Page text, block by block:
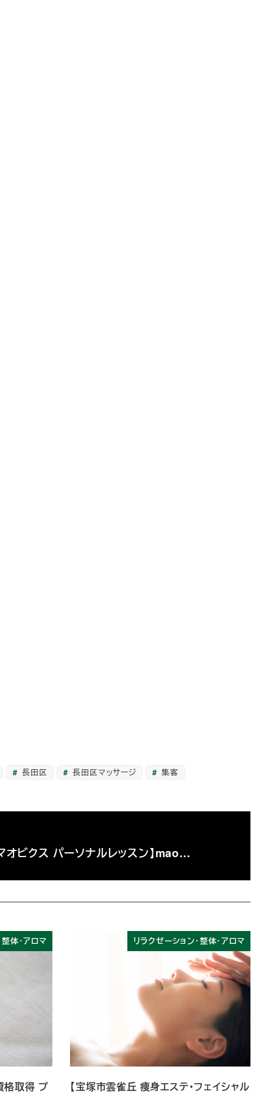
長田区 長田区マッサージ 集客
オビクス パーソナルレッスン】mao…
体・アロマ
格取得 プ
リラクゼーション・整体・アロマ
【宝塚市雲雀丘 痩身エステ・フェイシャル